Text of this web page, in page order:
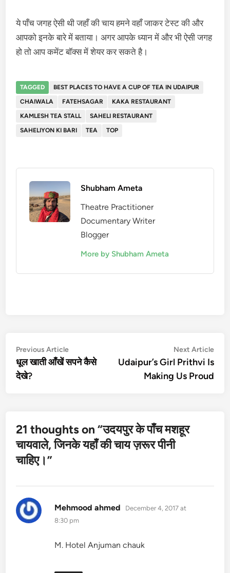
ये पाँच जगह ऐसी थी जहाँ की चाय हमने वहाँ जाकर टेस्ट की और
आपको इनके बारे में बताया। अगर आपके ध्यान में और भी ऐसी जगह
हो तो आप कमेंट बॉक्स में शेयर कर सकते है।
TAGGED
BEST PLACES TO HAVE A CUP OF TEA IN UDAIPUR
CHAIWALA
FATEHSAGAR
KAKA RESTAURANT
KAMLESH TEA STALL
SAHELI RESTAURANT
SAHELIYON KI BARI
TEA TOP
Shubham Ameta
Theatre Practitioner
Documentary Writer
Blogger
More by Shubham Ameta
Post
navigation
Previous ArticlePrevious
article:
धूल खाती आँखें सपने कैसे
देखे?
Next Article
Udaipur’s Girl Prithvi Is
Making Us Proud
21 thoughts on “उदयपुर के पाँच मशहूर
चायवाले, जिनके यहाँ की चाय ज़रूर पीनी
चाहिए।”
Mehmood ahmed says:
December 4, 2017 at
8:30 pm
M. Hotel Anjuman chauk